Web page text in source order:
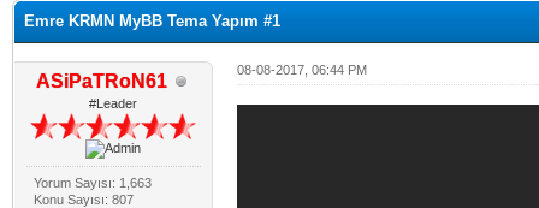
Emre KRMN MyBB Tema Yapım #1
ASiPaTRoN61
#Leader
Yorum Sayısı: 1,663
Konu Sayısı: 807
08-08-2017, 06:44 PM